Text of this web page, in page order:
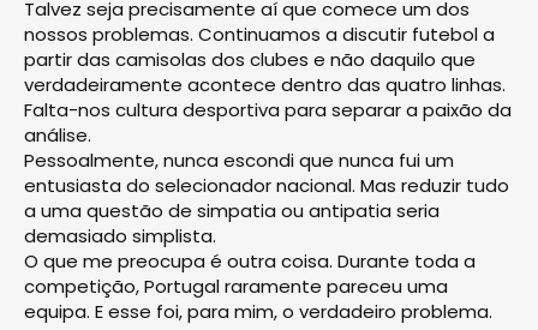
Talvez seja precisamente aí que comece um dos
nossos problemas. Continuamos a discutir futebol a
partir das camisolas dos clubes e não daquilo que
verdadeiramente acontece dentro das quatro linhas.
Falta-nos cultura desportiva para separar a paixão da
análise.
Pessoalmente, nunca escondi que nunca fui um
entusiasta do selecionador nacional. Mas reduzir tudo
a uma questão de simpatia ou antipatia seria
demasiado simplista.
O que me preocupa é outra coisa. Durante toda a
competição, Portugal raramente pareceu uma
equipa. E esse foi, para mim, o verdadeiro problema.